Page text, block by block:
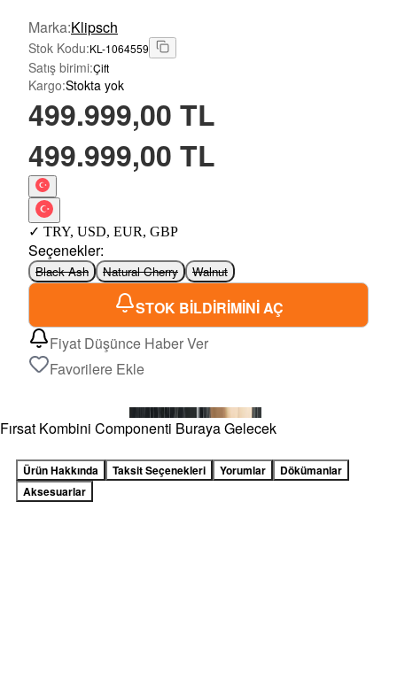
Marka:Klipsch
Stok Kodu:KL-1064559
Satış birimi:Çift
Kargo:Stokta yok
499.999,00 TL
499.999,00 TL
✓ TRY, USD, EUR, GBP
Seçenekler:
Black Ash Natural Cherry Walnut
STOK BİLDİRİMİNİ AÇ
Fiyat Düşünce Haber Ver
Favorilere Ekle
Fırsat Kombini Componenti Buraya Gelecek
Ürün Hakkında Taksit Seçenekleri Yorumlar
Dökümanlar
Aksesuarlar